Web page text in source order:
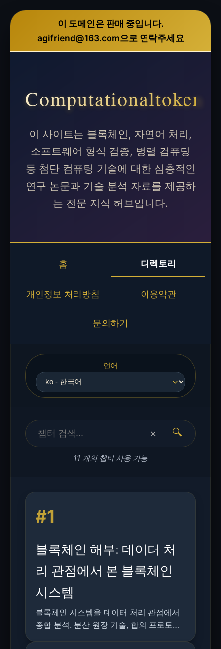
이 도메인은 판매 중입니다.
agifriend@163.com으로 연락주세요
Computationaltoken
이 사이트는 블록체인, 자연어 처리,
소프트웨어 형식 검증, 병렬 컴퓨팅
등 첨단 컴퓨팅 기술에 대한 심층적인
연구 논문과 기술 분석 자료를 제공하
는 전문 지식 허브입니다.
홈 디렉토리
개인정보 처리방침 이용약관
문의하기
언어
🔍
✕
11 개의 챕터 사용 가능
#1
블록체인 해부: 데이터 처
리 관점에서 본 블록체인
시스템
블록체인 시스템을 데이터 처리 관점에서
종합 분석. 분산 원장 기술, 합의 프로토콜,